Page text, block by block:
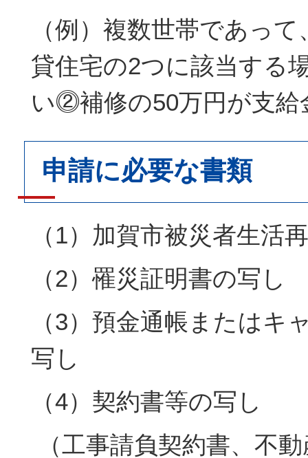
（例）複数世帯であっ
貸住宅の2つに該当する
い⓶補修の50万円が支給
申請に必要な書類
（1）加賀市被災者生活
（2）罹災証明書の写し
（3）預金通帳またはキ
写し
（4）契約書等の写し
（工事請負契約書、不